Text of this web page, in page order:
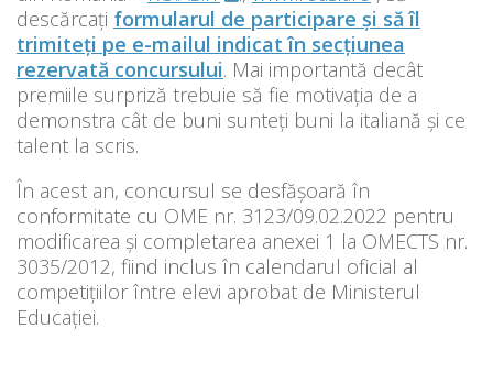
descărcați formularul de participare și să îl
trimiteți pe e-mailul indicat în secțiunea
rezervată concursului. Mai importantă decât
premiile surpriză trebuie să fie motivația de a
demonstra cât de buni sunteți buni la italiană și ce
talent la scris.
În acest an, concursul se desfășoară în
conformitate cu OME nr. 3123/09.02.2022 pentru
modificarea și completarea anexei 1 la OMECTS nr.
3035/2012, fiind inclus în calendarul oficial al
competițiilor între elevi aprobat de Ministerul
Educației.